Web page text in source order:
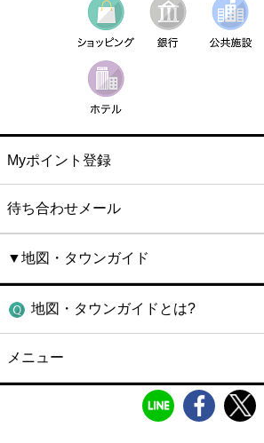
Myポイント登録
待ち合わせメール
▼地図・タウンガイド
地図・タウンガイドとは?
メニュー